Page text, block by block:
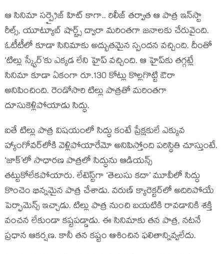
ఆ సినిమా సర్ప్రైజ్ హిట్ కాగా.. రిలీజ్ తర్వాత ఆ పాత్ర ఇన్‌స్టా
రీల్స్, యూట్యూబ్ షార్ట్స్ ద్వారా మరింతగా జనాలకు చేరువైంది.
ఓటీటీలో కూడా సినిమాకు అద్భుతమైన స్పందన వచ్చింది. దీంతో
‘టిల్లు స్క్వేర్’కు ఎక్కడ లేని హైప్ వచ్చింది. ఆ హైప్‌కు తగ్గట్లే
సినిమా కూడా ఏకంగా రూ.130 కోట్లు కొల్లగొట్టి ఔరా
అనిపించింది. రెండోసారి టిల్లు పాత్రతో మరింతగా
దూసుకెళ్లిపోయాడు సిద్ధు.
ఐతే టిల్లు పాత్ర విషయంలో సిద్ధు కంటే ప్రేక్షకులే ఎక్కువ
హ్యాంగోవర్‌లోకి వెళ్లిపోయారేమో అనిపిస్తోంది పరిస్థితి చూస్తుంటే.
‘జాక్’లో సాధారణ పాత్రలో సిద్ధును ఆడియన్స్
తట్టుకోలేకపోయారు. లేటెస్ట్‌గా ‘తెలుసు కదా’ మూవీలో సిద్ధు
కొంచెం భిన్నమైన పాత్ర చేశాడు. వరుణ్ క్యారెక్టర్‌లో అదిరిపోయే
పెర్ఫామెన్స్‌ ఇచ్చాడు. టిల్లు పాత్ర నుంచి బయటికి రావడానికి శక్తి
వంచన లేకుండా కష్టపడ్డాడు. ఈ సినిమాకు తన పాత్ర, నటనే
ప్రధాన ఆకర్షణ. కానీ తన కష్టం ఆశించిన ఫలితాన్నివ్వలేదు.